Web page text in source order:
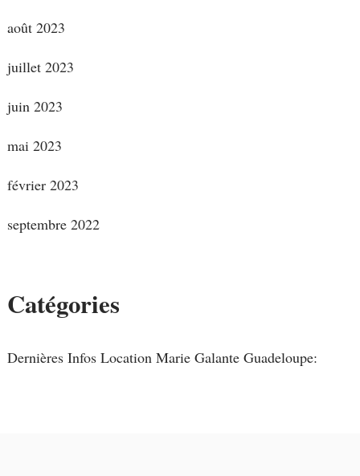
août 2023
juillet 2023
juin 2023
mai 2023
février 2023
septembre 2022
Catégories
Dernières Infos Location Marie Galante Guadeloupe: